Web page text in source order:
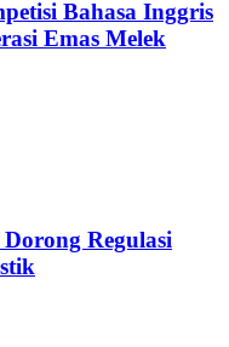
Bahasa Inggris
Emas Melek
Regulasi